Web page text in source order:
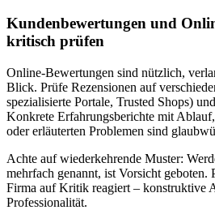
Kundenbewertungen und
kritisch prüfen
Online‑Bewertungen sind nützlich,
Blick. Prüfe Rezensionen auf
spezialisierte Portale, Trusted Shops)
Konkrete Erfahrungsberichte mit
oder erläuterten Problemen sind
Achte auf wiederkehrende Muster:
mehrfach genannt, ist Vorsicht geboten.
Firma auf Kritik reagiert – konstruktive
Professionalität.